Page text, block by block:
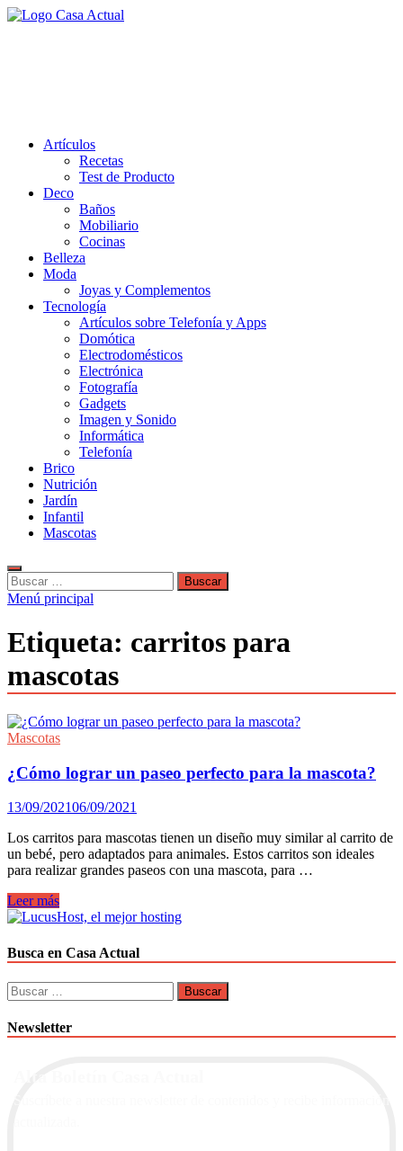
Saltar
Artículos
Recetas
Test de Producto
Deco
Baños
Mobiliario
Cocinas
Belleza
Moda
Joyas y Complementos
Tecnología
Artículos sobre Telefonía y Apps
Domótica
Electrodomésticos
Electrónica
Fotografía
Gadgets
Imagen y Sonido
Informática
Telefonía
Brico
Nutrición
Jardín
Infantil
Mascotas
Buscar:
Menú principal
Etiqueta: carritos para
mascotas
Mascotas
¿Cómo lograr un paseo perfecto para la mascota?
13/09/202106/09/2021
Los carritos para mascotas tienen un diseño muy similar al carrito de
un bebé, pero adaptados para animales. Estos carritos son ideales
para realizar grandes paseos con una mascota, para …
¿Cómo
lograr
paseo
perfecto
para
la
Leer más
Busca en Casa Actual
Buscar:
Newsletter